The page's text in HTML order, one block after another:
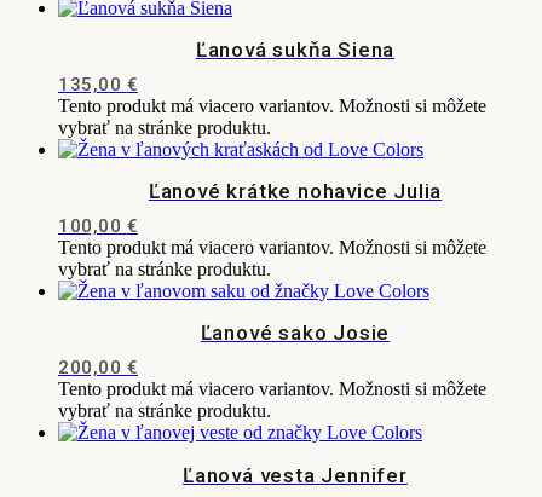
Ľanová sukňa Siena
135,00 €
Tento produkt má viacero variantov. Možnosti si môžete
vybrať na stránke produktu.
Ľanové krátke nohavice Julia
100,00 €
Tento produkt má viacero variantov. Možnosti si môžete
vybrať na stránke produktu.
Ľanové sako Josie
200,00 €
Tento produkt má viacero variantov. Možnosti si môžete
vybrať na stránke produktu.
Ľanová vesta Jennifer